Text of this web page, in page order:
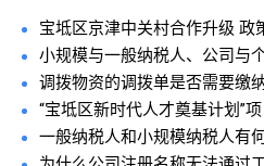
宝坻区京津中关村合作升级 政
小规模与一般纳税人、公司与
调拨物资的调拨单是否需要缴
“宝坻区新时代人才奠基计划”
一般纳税人和小规模纳税人有